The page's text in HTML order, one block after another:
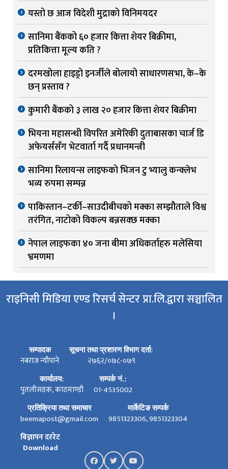
यस्तो छ आज विदेशी मुद्राको विनिमयदर
सानिमा बैंकको ६० हजार कित्ता शेयर बिक्रीमा,
प्रतिकित्ता मूल्य कति ?
दरमखोला हाइड्रो इनर्जीले बोलायो साधारणसभा, के–के
छन् प्रस्ताव ?
कुमारी बैंकको ३ लाख २० हजार कित्ता शेयर बिक्रीमा
भियना महासन्धी विपरित अमेरिकी दुताबासका चार्ज डि
अफेयर्ससँग भेटवार्ता गर्दै प्रधानमन्त्री
सानिमा रिलायन्स लाइफको भिजन टु भ्यालु कन्क्लेभ
भव्य रुपमा सम्पन्न
पाकिस्तान–टर्की–साउदीबीचको मक्का सम्झौताले विश्व
तरंगित, नाटोको विकल्प बन्नसक्छ मक्का
नेपाल लाइफका ४० जना बीमा अधिकर्ताहरु मलेसिया
भ्रमणमा
राइनिसी मिडिया एण्ड रिसर्च सेन्टर प्रा.लि.द्वारा सञ्चालित
।
सम्पादक
नबराज न्यौपाने
सूचना तथा प्रशारण विभाग दर्ता:
२७६२/०७८-०७९
कार्यालय:
पुतलीसडक, काठमाण्डौ
सम्पर्क नं.:
01-4535002
प्रतिक्रिया तथा समाचार
beemapost@gmail.com
मार्केटिङ सम्पर्क
9851323306, 9851323304
बिज्ञापन दररेट
Download